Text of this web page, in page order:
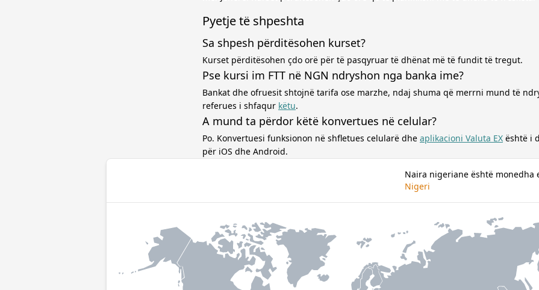
Pyetje të shpeshta
Sa shpesh përditësohen kurset?
Kurset përditësohen çdo orë për të pasqyruar të dhënat më të fundit të tregut.
Pse kursi im FTT në NGN ndryshon nga banka ime?
Bankat dhe ofruesit shtojnë tarifa ose marzhe, ndaj shuma që merrni mund të
referues i shfaqur këtu.
A mund ta përdor këtë konvertues në celular?
Po. Konvertuesi funksionon në shfletues celularë dhe aplikacioni Valuta EX është i
për iOS dhe Android.
Naira nigeriane është monedha
Nigeri